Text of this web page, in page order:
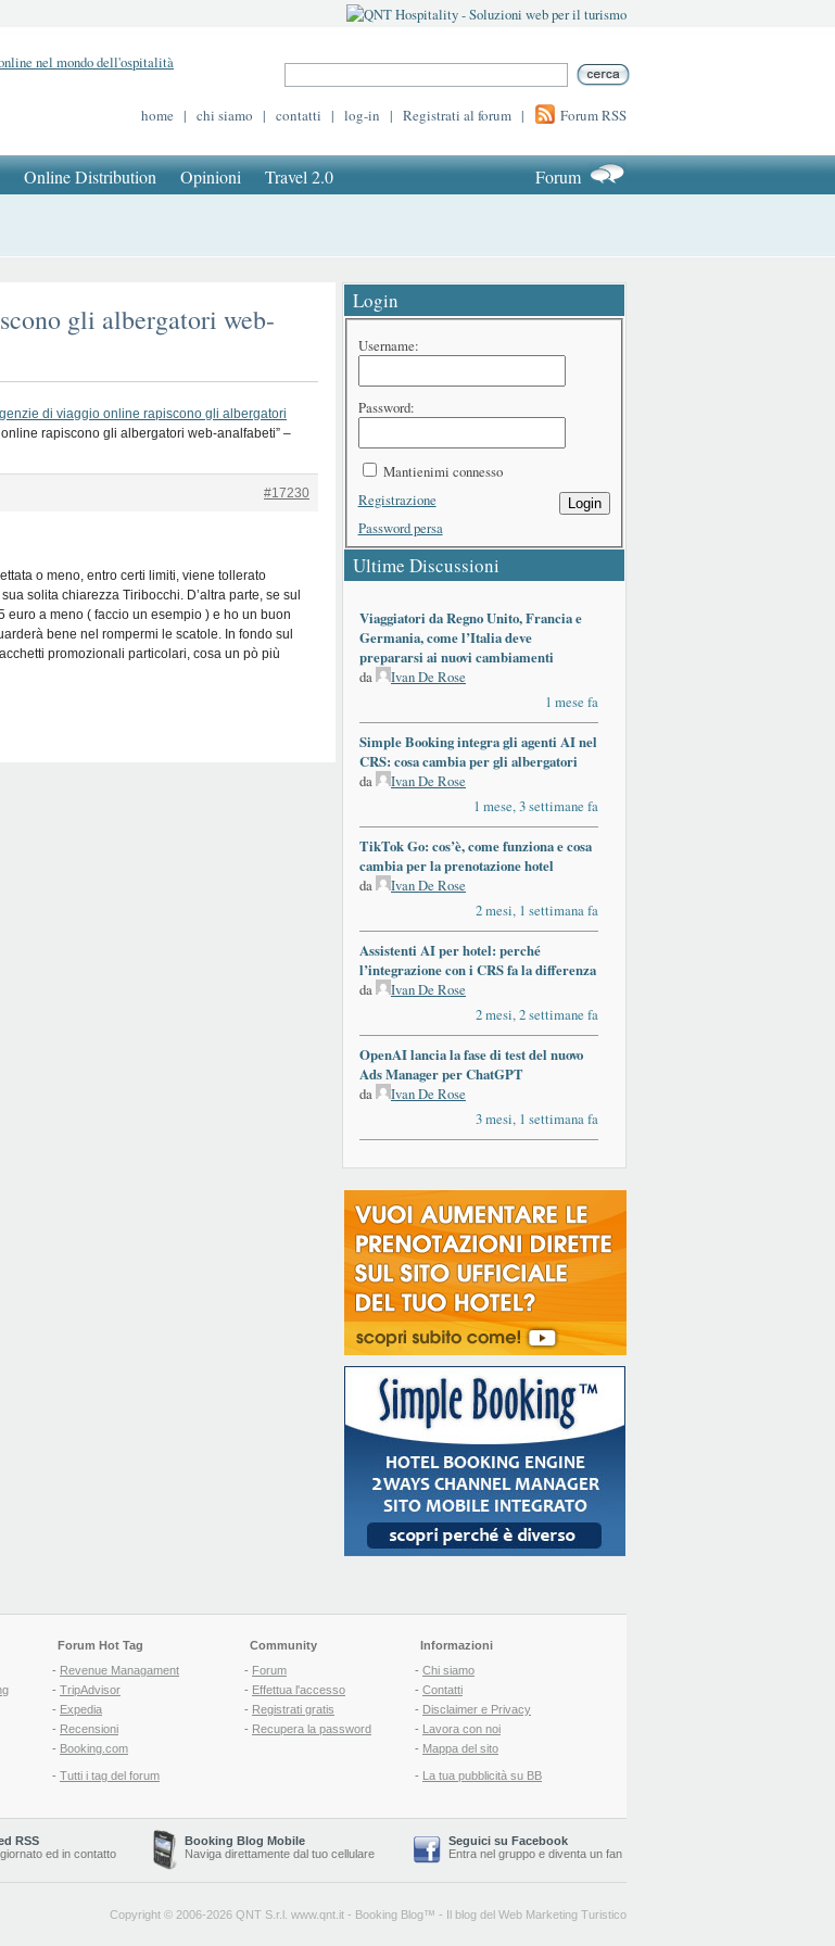
home | chi siamo | contatti | log-in | Registrati al forum | Forum RSS
Online Distribution Opinioni Travel 2.0 Forum
gli albergatori web-
di viaggio online rapiscono gli albergatori
rapiscono gli albergatori web-analfabeti” –
#17230
o meno, entro certi limiti, viene tollerato
solita chiarezza Tiribocchi. D’altra parte, se sul
a meno ( faccio un esempio ) e ho un buon
bene nel rompermi le scatole. In fondo sul
promozionali particolari, cosa un pò più
Login
Username:
Password:
Mantienimi connesso
Login
Registrazione
Password persa
Ultime Discussioni
Viaggiatori da Regno Unito, Francia e
Germania, come l’Italia deve
prepararsi ai nuovi cambiamenti
da
Ivan De Rose
1 mese fa
Simple Booking integra gli agenti AI nel
CRS: cosa cambia per gli albergatori
da
Ivan De Rose
1 mese, 3 settimane fa
TikTok Go: cos’è, come funziona e cosa
cambia per la prenotazione hotel
da
Ivan De Rose
2 mesi, 1 settimana fa
Assistenti AI per hotel: perché
l’integrazione con i CRS fa la differenza
da
Ivan De Rose
2 mesi, 2 settimane fa
OpenAI lancia la fase di test del nuovo
Ads Manager per ChatGPT
da
Ivan De Rose
3 mesi, 1 settimana fa
Forum Hot Tag
- Revenue Managament
- TripAdvisor
- Expedia
- Recensioni
- Booking.com
- Tutti i tag del forum
Community
- Forum
- Effettua l'accesso
- Registrati gratis
- Recupera la password
Informazioni
- Chi siamo
- Contatti
- Disclaimer e Privacy
- Lavora con noi
- Mappa del sito
- La tua pubblicità su BB
RSS
ed in contatto
Booking Blog Mobile
Naviga direttamente dal tuo cellulare
Seguici su Facebook
Entra nel gruppo e diventa un fan
Copyright © 2006-2026 QNT S.r.l. www.qnt.it - Booking Blog™ - Il blog del Web Marketing Turistico